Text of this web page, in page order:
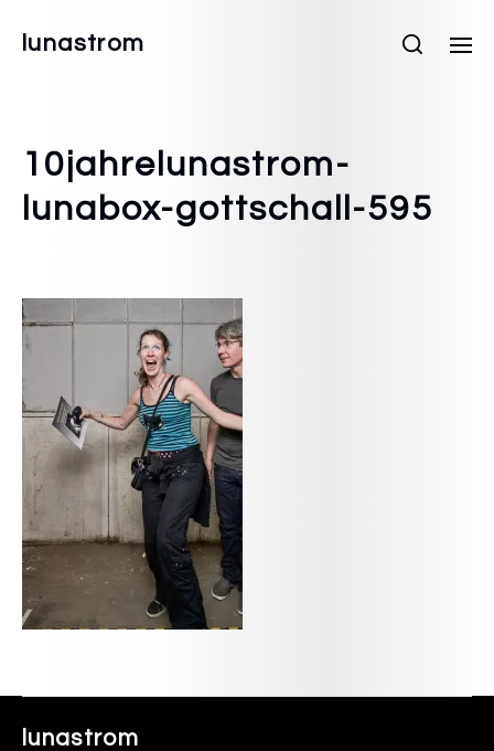
lunastrom
10jahrelunastrom-
lunabox-gottschall-595
lunastrom